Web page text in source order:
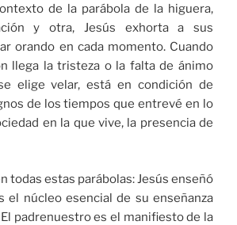
de la parábola de la higuera,
y otra, Jesús exhorta a sus
orando en cada momento. Cuando
llega la tristeza o la falta de ánimo
elige velar, está en condición de
de los tiempos que entrevé en lo
en la que vive, la presencia de
todas estas parábolas: Jesús enseñó
el núcleo esencial de su enseñanza
padrenuestro es el manifiesto de la